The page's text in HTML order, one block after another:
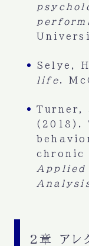
Selye,
life .
Turner,
(2018).
chronic
Applied
2章 アレ